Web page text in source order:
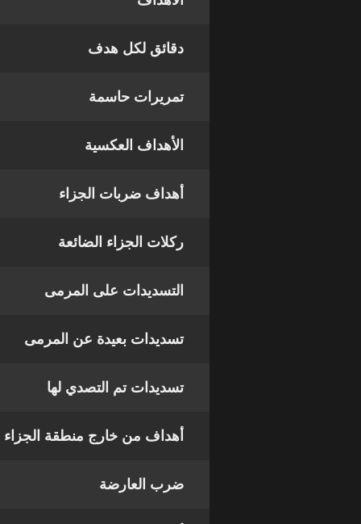
دقائق لكل هدف
تمريرات حاسمة
الأهداف العكسية
أهداف ضربات الجزاء
ركلات الجزاء الضائعة
التسديدات على المرمى
تسديدات بعيدة عن المرمى
تسديدات تم التصدي لها
أهداف من خارج منطقة الجزاء
ضرب العارضة